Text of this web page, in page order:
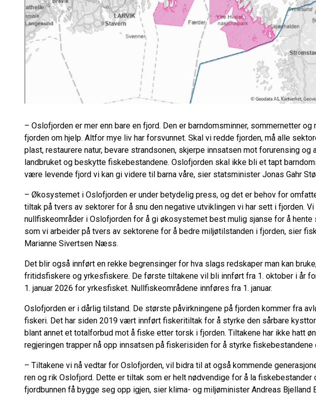
– Oslofjorden er mer enn bare en fjord. Den er barndomsminner, sommernetter og
fjorden om hjelp. Altfor mye liv har forsvunnet. Skal vi redde fjorden, må alle
plast, restaurere natur, bevare strandsonen, skjerpe innsatsen mot forurensing og
landbruket og beskytte fiskebestandene. Oslofjorden skal ikke bli et tapt
være levende fjord vi kan gi videre til barna våre, sier statsminister Jonas Gahr
– Økosystemet i Oslofjorden er under betydelig press, og det er behov for
tiltak på tvers av sektorer for å snu den negative utviklingen vi har sett i fjorden. Vi
nullfiskeområder i Oslofjorden for å gi økosystemet best mulig sjanse for å hente
som vi arbeider på tvers av sektorene for å bedre miljøtilstanden i fjorden, sier
Marianne Sivertsen Næss.
Det blir også innført en rekke begrensinger for hva slags redskaper man kan
fritidsfiskere og yrkesfiskere. De første tiltakene vil bli innført fra 1. oktober i år
1. januar 2026 for yrkesfisket. Nullfiskeområdene innføres fra 1. januar.
Oslofjorden er i dårlig tilstand. De største påvirkningene på fjorden kommer fra
fiskeri. Det har siden 2019 vært innført fiskeritiltak for å styrke den sårbare
blant annet et totalforbud mot å fiske etter torsk i fjorden. Tiltakene har ikke hatt
regjeringen trapper nå opp innsatsen på fiskerisiden for å styrke
– Tiltakene vi nå vedtar for Oslofjorden, vil bidra til at også kommende
ren og rik Oslofjord. Dette er tiltak som er helt nødvendige for å la fiskebestander
fjordbunnen få bygge seg opp igjen, sier klima- og miljøminister Andreas Bjelland